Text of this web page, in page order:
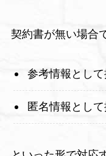
契約書が無い場合
参考情報とし
匿名情報として